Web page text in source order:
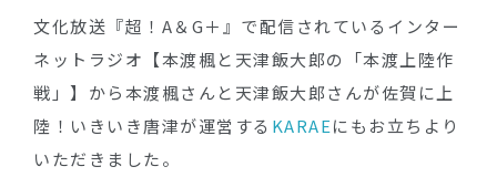
文化放送『超！A＆G＋』で配信されているインター
ネットラジオ【本渡楓と天津飯大郎の「本渡上陸作
戦」】から本渡楓さんと天津飯大郎さんが佐賀に上
陸！いきいき唐津が運営する KARAEにもお立ちより
いただきました。